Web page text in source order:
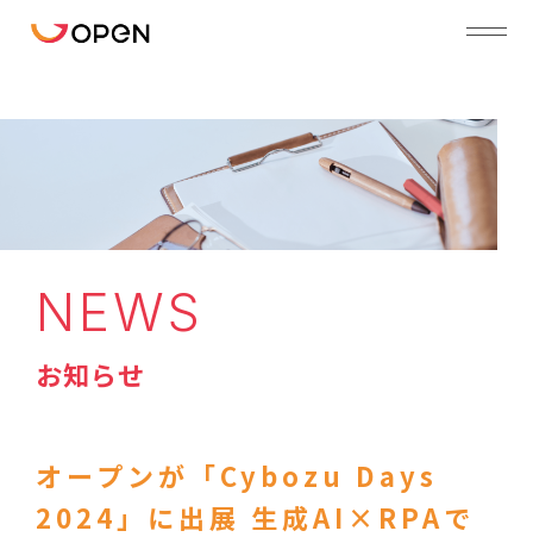
NEWS
お知らせ
オープンが「Cybozu Days
2024」に出展 生成AI×RPAで